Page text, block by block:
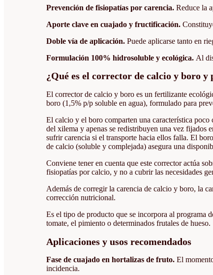
Prevención de fisiopatías por carencia.Reduce la
Aporte clave en cuajado y fructificación.
Doble vía de aplicación.Puede aplicarse tanto en
Formulación 100% hidrosoluble y ecológica. Al
¿Qué es el corrector de calcio y boro y
El corrector de calcio y boro es un fertilizante
boro (1,5% p/p soluble en agua), formulado para
El calcio y el boro comparten una característica
del xilema y apenas se redistribuyen una vez fijados
sufrir carencia si el transporte hacia ellos falla. El
de calcio (soluble y complejada) asegura una
Conviene tener en cuenta que este corrector actúa
fisiopatías por calcio, y no a cubrir las necesidades
Además de corregir la carencia de calcio y boro, la
corrección nutricional.
Es el tipo de producto que se incorpora al programa
tomate, el pimiento o determinados frutales de hueso.
Aplicaciones y usos recomendados
Fase de cuajado en hortalizas de fruto.El
incidencia.